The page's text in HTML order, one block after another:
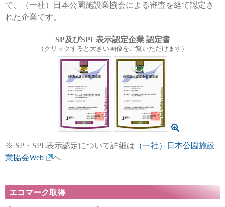
で、（一社）日本公園施設業協会による審査を経て認定さ
れた企業です。
SP及びSPL表示認定企業 認定書
（クリックすると大きい画像をご覧いただけます）
※ SP・SPL表示認定について詳細は （一社）日本公園施設
業協会Web
へ
エコマーク取得